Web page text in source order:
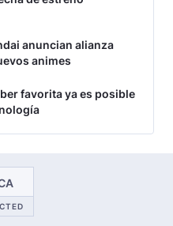
anuncian alianza
animes
favorita ya es posible